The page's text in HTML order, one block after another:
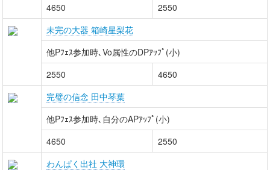
4650
2550
未完の大器 箱崎星梨花
他Pﾌｪｽ参加時､Vo属性のDPｱｯﾌﾟ(小)
2550
4650
完璧の信念 田中琴葉
他Pﾌｪｽ参加時､自分のAPｱｯﾌﾟ(小)
4650
2550
わんぱく出社 大神環